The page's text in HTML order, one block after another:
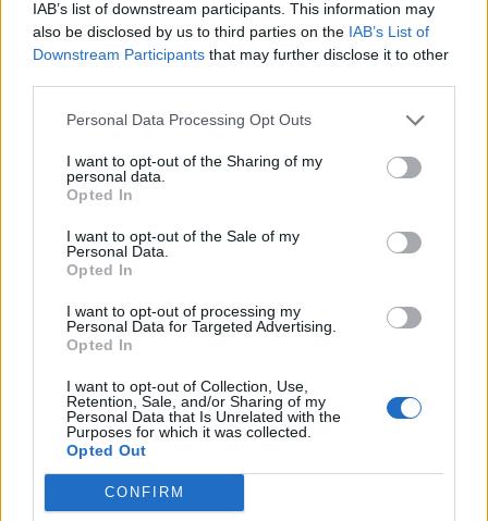
IAB’s list of downstream participants. This information may
also be disclosed by us to third parties on the IAB’s List of
Downstream Participants that may further disclose it to other
Personal Data Processing Opt Outs
I want to opt-out of the Sharing of my
personal data.
Opted In
I want to opt-out of the Sale of my
Personal Data.
Opted In
I want to opt-out of processing my
Personal Data for Targeted Advertising.
Opted In
I want to opt-out of Collection, Use,
Retention, Sale, and/or Sharing of my
Personal Data that Is Unrelated with the
Purposes for which it was collected.
Opted Out
CONFIRM
ενοτήτων ποια προληπτικά μέτρα έχουν ληφθεί
φέτος για τη δασοπροστασία και τι άλλο προβλέπεται
για την προστασία από τις πυρκαγιές, τον
αποτελεσματικό συντονισμό των υπηρεσιών
εθελοντών) στην αντιπυρική περίοδο και την έγκαιρη
επέμβαση σε περιπτώσεις έκτακτης ανάγκης.».
ΠΕΡΙΦΕΡΕΙΑ ΠΕΛΟΠΟΝΝΗΣΟΥ
ΠΥΡΚΑΓΙΑ